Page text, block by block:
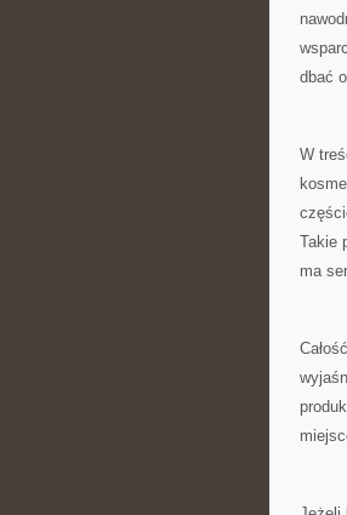
dbać
W
Takie
ma